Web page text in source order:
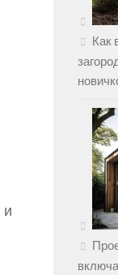
и
Как